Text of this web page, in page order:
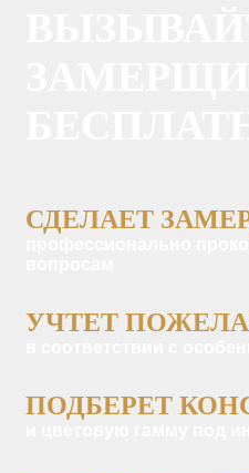
СДЕЛАЕТ
УЧТЕТ
ПОДБЕРЕТ